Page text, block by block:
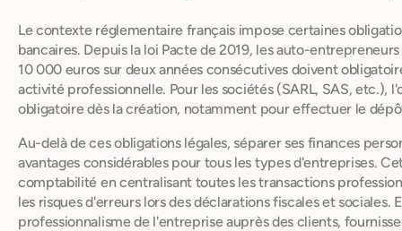
Le contexte réglementaire français impose certaines
bancaires. Depuis la loi Pacte de 2019, les auto-
10 000 euros sur deux années consécutives doivent
activité professionnelle. Pour les sociétés (SARL, SAS, etc.),
obligatoire dès la création, notamment pour effectuer le
Au-delà de ces obligations légales, séparer ses finances
avantages considérables pour tous les types d'entreprises.
comptabilité en centralisant toutes les transactions
les risques d'erreurs lors des déclarations fiscales et sociales.
professionnalisme de l'entreprise auprès des clients,